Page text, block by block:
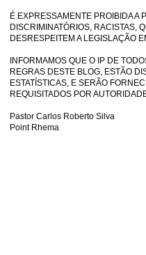
É EXPRESSAMENTE PROIBIDA A
DISCRIMINATÓRIOS, RACISTAS,
DESRESPEITEM A LEGISLAÇÃO
INFORMAMOS QUE O IP DE
REGRAS DESTE BLOG, ESTÃO
ESTATÍSTICAS, E SERÃO
REQUISITADOS POR
Pastor Carlos Roberto Silva
Point Rhema